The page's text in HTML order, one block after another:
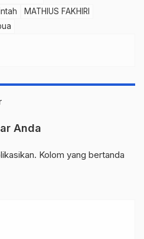
MATHIUS FAKHIRI
Anda
Kolom yang bertanda